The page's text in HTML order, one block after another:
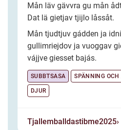
Mån läv gävvra gu mån
Dat lä gietjav tjijlo låssåt.
Mån tjudtjuv gádden ja
gullimriejdov ja vuoggav
vájjve giesset bajás.
SUBBTSASA SPÄNNING OCH
DJUR
Tjallemballdastibme2025